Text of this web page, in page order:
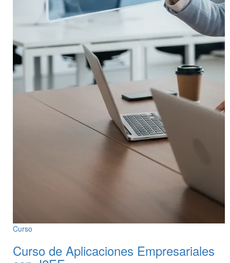
Curso
Curso de Aplicaciones Empresariales